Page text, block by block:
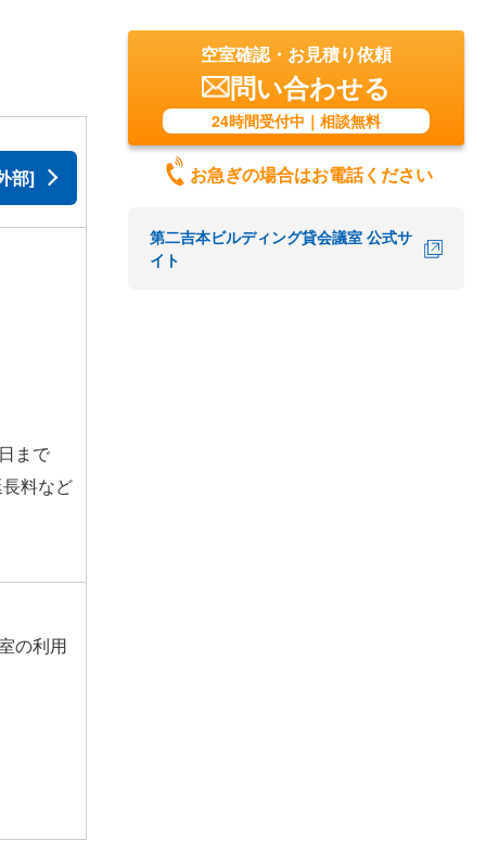
部]
まで
料など
の利用
空室確認・お見積り依頼
問い合わせる
24時間受付中｜相談無料
お急ぎの場合はお電話ください
第二吉本ビルディング貸会議室 公式サ
イト